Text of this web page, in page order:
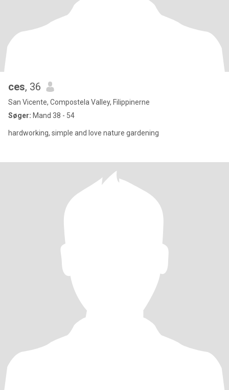
ces, 36
San Vicente, Compostela Valley, Filippinerne
Søger: Mand 38 - 54
hardworking, simple and love nature gardening